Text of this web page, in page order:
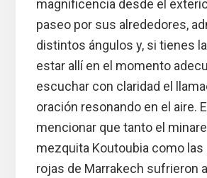
magnificencia desde el
paseo por sus alrededores,
distintos ángulos y, si tienes
estar allí en el momento
escuchar con claridad el
oración resonando en el aire.
mencionar que tanto el
mezquita Koutoubia como las
rojas de Marrakech sufrieron